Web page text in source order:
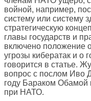
войной, например,
систему или систему
стратегическую
главы государств и
включено положение
угрозы кибератак и о
говорится в статье.
вопрос с послом Иво
году Бараком
при НАТО.